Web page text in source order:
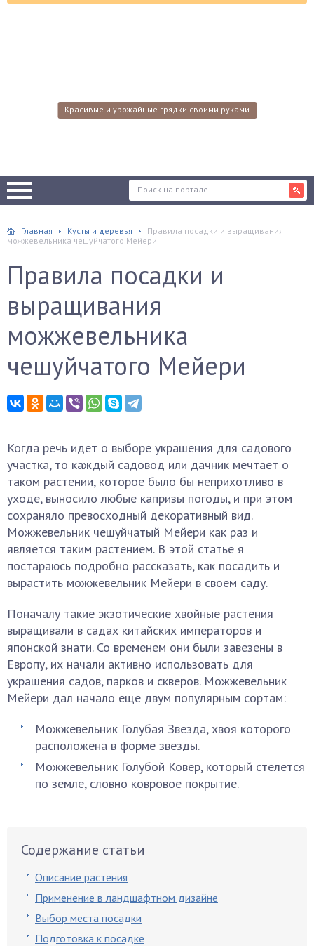
Красивые и урожайные грядки своими руками
Главная Кусты и деревья
Правила посадки и выращивания
можжевельника чешуйчатого Мейери
Правила посадки и
выращивания
можжевельника
чешуйчатого Мейери
Когда речь идет о выборе украшения для садового
участка, то каждый садовод или дачник мечтает о
таком растении, которое было бы неприхотливо в
уходе, выносило любые капризы погоды, и при этом
сохраняло превосходный декоративный вид.
Можжевельник чешуйчатый Мейери как раз и
является таким растением. В этой статье я
постараюсь подробно рассказать, как посадить и
вырастить можжевельник Мейери в своем саду.
Поначалу такие экзотические хвойные растения
выращивали в садах китайских императоров и
японской знати. Со временем они были завезены в
Европу, их начали активно использовать для
украшения садов, парков и скверов. Можжевельник
Мейери дал начало еще двум популярным сортам:
Можжевельник Голубая Звезда, хвоя которого
расположена в форме звезды.
Можжевельник Голубой Ковер, который стелется
по земле, словно ковровое покрытие.
Содержание статьи
Описание растения
Применение в ландшафтном дизайне
Выбор места посадки
Подготовка к посадке